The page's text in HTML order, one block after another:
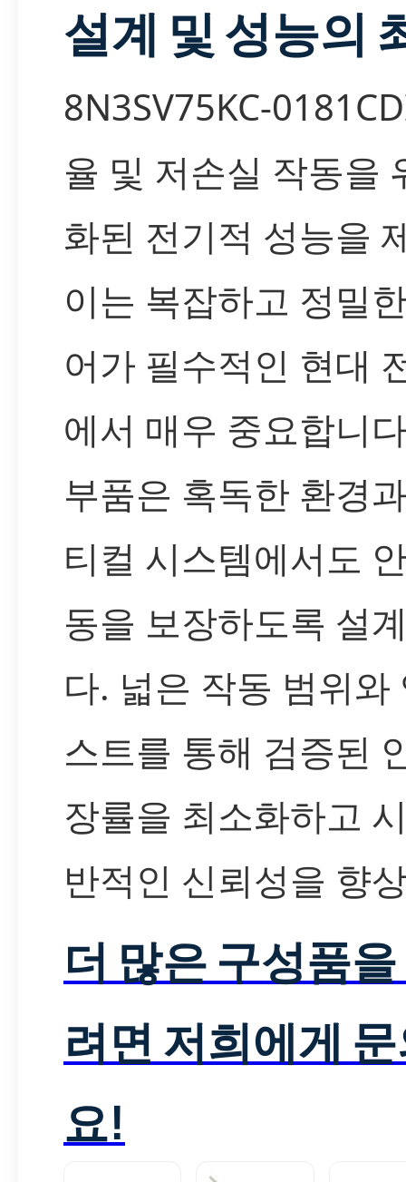
설계 및 성능의
8N3SV75KC-
율 및 저손실 작동을
화된 전기적 성능을
이는 복잡하고 정밀
어가 필수적인 현대
에서 매우 중요합니
부품은 혹독한 환경
티컬 시스템에서도
동을 보장하도록 설
다. 넓은 작동 범위와
스트를 통해 검증된
장률을 최소화하고
반적인 신뢰성을 향
더 많은 구성품
려면 저희에게
요!